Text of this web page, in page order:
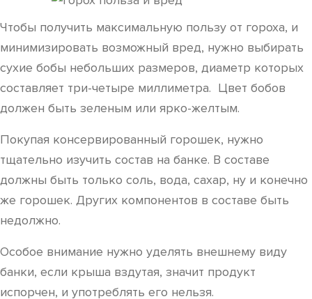
Чтобы получить максимальную пользу от гороха, и
минимизировать возможный вред, нужно выбирать
сухие бобы небольших размеров, диаметр которых
составляет три-четыре миллиметра. Цвет бобов
должен быть зеленым или ярко-желтым.
Покупая консервированный горошек, нужно
тщательно изучить состав на банке. В составе
должны быть только соль, вода, сахар, ну и конечно
же горошек. Других компонентов в составе быть
недолжно.
Особое внимание нужно уделять внешнему виду
банки, если крыша вздутая, значит продукт
испорчен, и употреблять его нельзя.